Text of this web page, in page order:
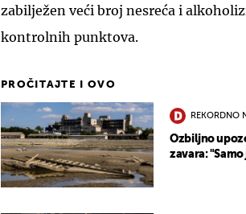
zabilježen veći broj nesreća i
kontrolnih punktova.
PROČITAJTE I OVO
REKORDNO
Ozbiljno
zavara: